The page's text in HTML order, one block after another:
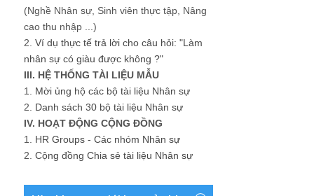
(Nghề Nhân sự, Sinh viên thực tập, Nâng
cao thu nhập ...)
2. Ví dụ thực tế trả lời cho câu hỏi: "Làm
nhân sự có giàu được không ?"
III. HỆ THỐNG TÀI LIỆU MẪU
1. Mời ủng hộ các bộ tài liệu Nhân sự
2. Danh sách 30 bộ tài liệu Nhân sự
IV. HOẠT ĐỘNG CỘNG ĐỒNG
1. HR Groups - Các nhóm Nhân sự
2. Cộng đồng Chia sẻ tài liệu Nhân sự